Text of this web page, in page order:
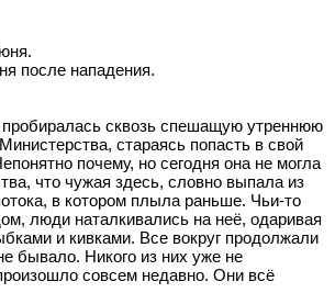
после нападения.
сквозь спешащую утреннюю
стараясь попасть в свой
почему, но сегодня она не могла
что чужая здесь, словно выпала из
в котором плыла раньше. Чьи-то
люди наталкивались на неё, одаривая
и кивками. Все вокруг продолжали
бывало. Никого из них уже не
совсем недавно. Они всё